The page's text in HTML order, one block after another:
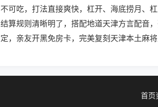
不可吃，打法直接爽快，杠开、海底捞月、
结算规则清晰明了，搭配地道天津方言配音
定，亲友开黑免房卡，完美复刻天津本土麻将
首页